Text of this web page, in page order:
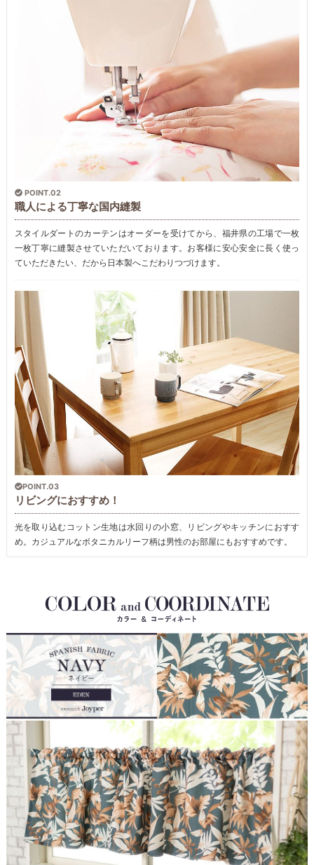
POINT.02
職人による丁寧な国内縫製
スタイルダートのカーテンはオーダーを受けてから、福井県の工場で一枚
一枚丁寧に縫製させていただいております。お客様に安心安全に長く使っ
ていただきたい、だから日本製へこだわりつづけます。
POINT.03
リビングにおすすめ！
光を取り込むコットン生地は水回りの小窓、リビングやキッチンにおすす
め。カジュアルなボタニカルリーフ柄は男性のお部屋にもおすすめです。